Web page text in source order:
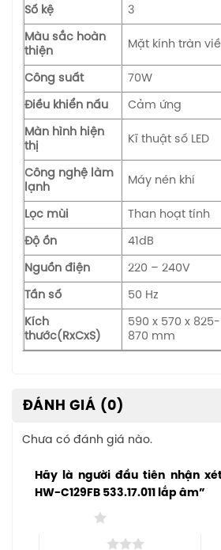
Số kệ 3
Màu sắc hoàn
thiện
Mặt kính tràn
Công suất 70W
Điều khiển nấu Cảm ứng
Màn hình hiện
thị
Kĩ thuật số LED
Công nghệ làm
lạnh
Máy nén khí
Lọc mùi Than hoạt tính
Độ ồn 41dB
Nguồn điện 220 – 240V
Tần số 50 Hz
Kích
thước(RxCxS)
590 x 570 x 825-
870 mm
ĐÁNH GIÁ (0)
Chưa có đánh giá nào.
Hãy là người đầu tiên nhận
HW-C129FB 533.17.011 lắp âm”